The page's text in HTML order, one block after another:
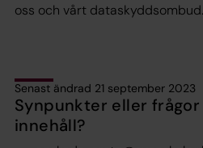
oss och vårt dataskyddsombud.
Senast ändrad 21 september 2023
Synpunkter eller frågor
innehåll?